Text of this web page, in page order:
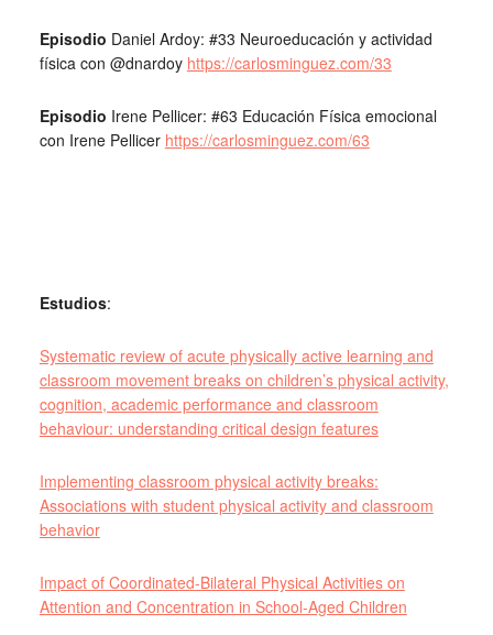
Episodio Daniel Ardoy: #33 Neuroeducación y actividad
física con @dnardoy https://carlosminguez.com/33
Episodio Irene Pellicer: #63 Educación Física emocional
con Irene Pellicer https://carlosminguez.com/63
Estudios:
Systematic review of acute physically active learning and
classroom movement breaks on children’s physical activity,
cognition, academic performance and classroom
behaviour: understanding critical design features
Implementing classroom physical activity breaks:
Associations with student physical activity and classroom
behavior
Impact of Coordinated-Bilateral Physical Activities on
Attention and Concentration in School-Aged Children